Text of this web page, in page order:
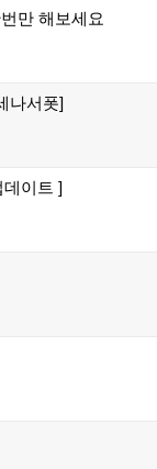
만 해보세요
나서폿]
이트 ]